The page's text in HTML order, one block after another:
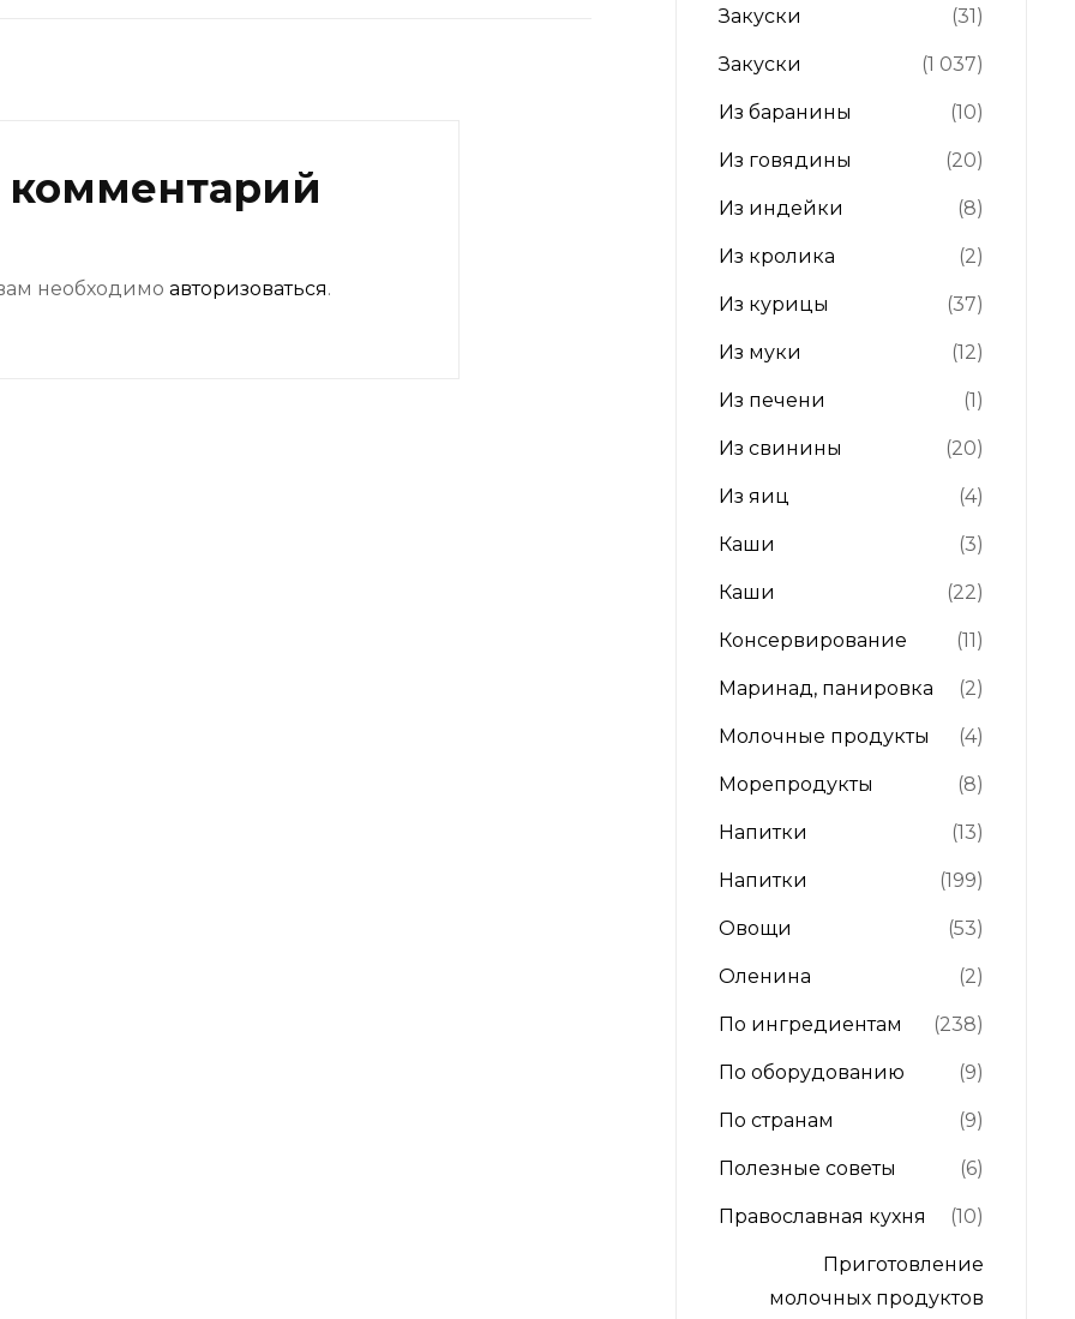
комментарий
необходимо авторизоваться.
Закуски (31)
Закуски (1 037)
Из баранины (10)
Из говядины (20)
Из индейки (8)
Из кролика (2)
Из курицы (37)
Из муки (12)
Из печени (1)
Из свинины (20)
Из яиц (4)
Каши (3)
Каши (22)
Консервирование (11)
Маринад, панировка (2)
Молочные продукты (4)
Морепродукты (8)
Напитки (13)
Напитки (199)
Овощи (53)
Оленина (2)
По ингредиентам (238)
По оборудованию (9)
По странам (9)
Полезные советы (6)
Православная кухня (10)
Приготовление
молочных продуктов